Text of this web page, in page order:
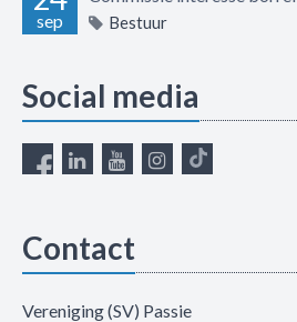
sep Bestuur
Social media
Contact
Vereniging (SV) Passie